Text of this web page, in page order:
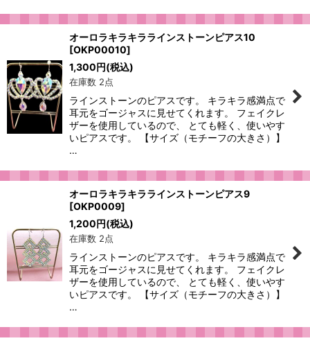
オーロラキラキララインストーンピアス10
[OKP00010]
1,300円(税込)
在庫数 2点
ラインストーンのピアスです。 キラキラ感満点で
耳元をゴージャスに見せてくれます。 フェイクレ
ザーを使用しているので、 とても軽く、使いやす
いピアスです。 【サイズ（モチーフの大きさ）】
…
オーロラキラキララインストーンピアス9
[OKP0009]
1,200円(税込)
在庫数 2点
ラインストーンのピアスです。 キラキラ感満点で
耳元をゴージャスに見せてくれます。 フェイクレ
ザーを使用しているので、 とても軽く、使いやす
いピアスです。 【サイズ（モチーフの大きさ）】
…